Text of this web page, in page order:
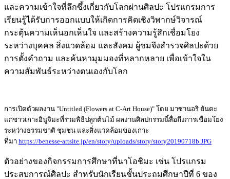
และความเข้าใจที่ลึกซึ้งเกี่ยวกับโลกผ่านศิลปะ โปรแกรมการ
เรียนรู้ได้รับการออกแบบให้เกิดการคิดเชิงวิพากษ์วิจารณ์
กระตุ้นความเห็นอกเห็นใจ และสร้างความรู้สึกเชื่อมโยง
ระหว่างบุคคล สิ่งแวดล้อม และสังคม ผู้ชมจึงสำรวจศิลปะด้วย
การตั้งคำถาม และค้นหามุมมองที่หลากหลาย เพื่อเข้าใจใน
ความสัมพันธ์ระหว่างตนเองกับโลก
การเปิดตัวผลงาน "Untitled (Flowers at C-Art House)" โดย มาซานอริ ฮันดะ
แก่ชาวเกาะอินูจิมะที่ร่วมพิธีปลูกต้นไม้ ผลงานศิลปกรรมนี้สื่อถึงการเชื่อมโยง
ระหว่างธรรมชาติ ชุมชน และสิ่งแวดล้อมของเกาะ
ที่มา https://benesse-artsite.jp/en/story/uploads/story/story20190718b.JPG
ตัวอย่างของกิจกรรมการศึกษาที่นาโอชิมะ เช่น โปรแกรม
ประสบการณ์ศิลปะ สำหรับนักเรียนชั้นประถมศึกษาปีที่ 6 ของ